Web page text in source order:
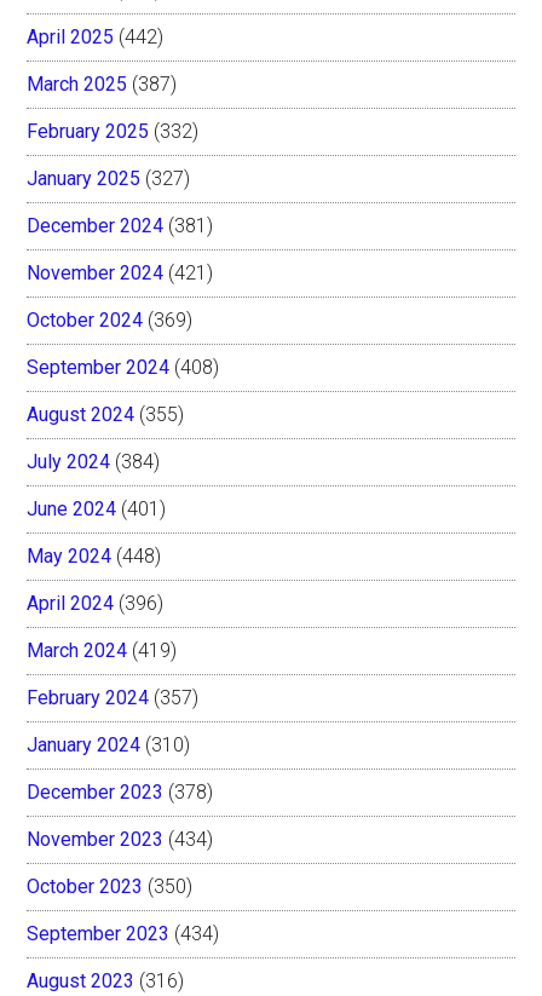
April 2025 (442)
March 2025 (387)
February 2025 (332)
January 2025 (327)
December 2024 (381)
November 2024 (421)
October 2024 (369)
September 2024 (408)
August 2024 (355)
July 2024 (384)
June 2024 (401)
May 2024 (448)
April 2024 (396)
March 2024 (419)
February 2024 (357)
January 2024 (310)
December 2023 (378)
November 2023 (434)
October 2023 (350)
September 2023 (434)
August 2023 (316)